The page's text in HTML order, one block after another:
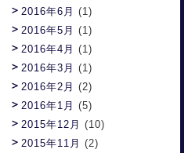
2016年6月 (1)
2016年5月 (1)
2016年4月 (1)
2016年3月 (1)
2016年2月 (2)
2016年1月 (5)
2015年12月 (10)
2015年11月 (2)